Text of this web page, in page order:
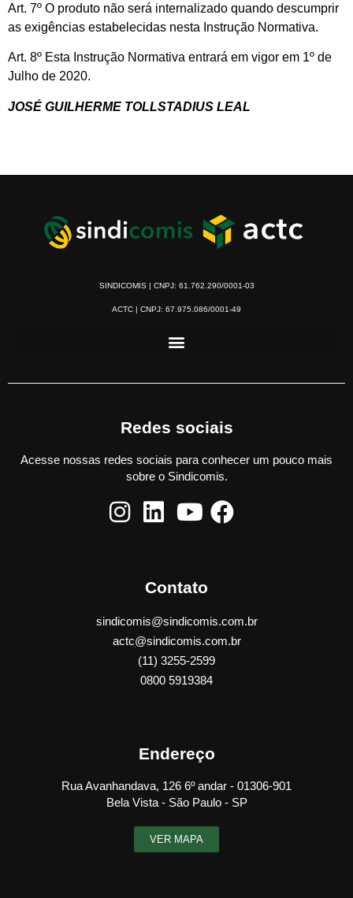
Art. 7º O produto não será internalizado quando descumprir
as exigências estabelecidas nesta Instrução Normativa.
Art. 8º Esta Instrução Normativa entrará em vigor em 1º de
Julho de 2020.
JOSÉ GUILHERME TOLLSTADIUS LEAL
SINDICOMIS | CNPJ: 61.762.290/0001-03
ACTC | CNPJ: 67.975.086/0001-49
Redes sociais
Acesse nossas redes sociais para conhecer um pouco mais
sobre o Sindicomis.
Contato
sindicomis@sindicomis.com.br
actc@sindicomis.com.br
(11) 3255-2599
0800 5919384
Endereço
Rua Avanhandava, 126 6º andar - 01306-901
Bela Vista - São Paulo - SP
VER MAPA